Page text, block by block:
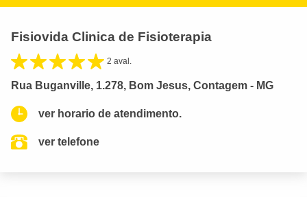
Fisiovida Clinica de Fisioterapia
2 aval.
Rua Buganville, 1.278, Bom Jesus, Contagem - MG
ver horario de atendimento.
ver telefone